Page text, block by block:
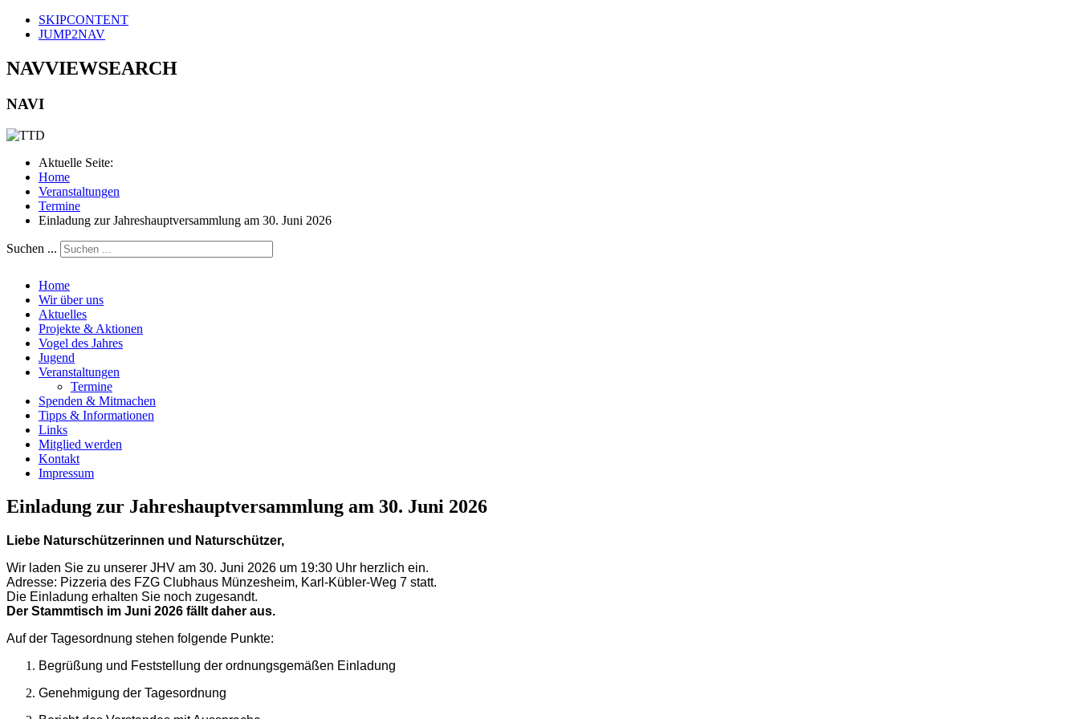
SKIPCONTENT
JUMP2NAV
NAVVIEWSEARCH
NAVI
Aktuelle Seite:
Home
Veranstaltungen
Termine
Einladung zur Jahreshauptversammlung am 30. Juni 2026
Suchen ...
Home
Wir über uns
Aktuelles
Projekte & Aktionen
Vogel des Jahres
Jugend
Veranstaltungen
Termine
Spenden & Mitmachen
Tipps & Informationen
Links
Mitglied werden
Kontakt
Impressum
Einladung zur Jahreshauptversammlung am 30. Juni 2026
Liebe Naturschützerinnen und Naturschützer,
Wir laden Sie zu unserer JHV am 30. Juni 2026 um 19:30 Uhr herzlich ein.
Adresse: Pizzeria des FZG Clubhaus Münzesheim, Karl-Kübler-Weg 7 statt.
Die Einladung erhalten Sie noch zugesandt.
Der Stammtisch im Juni 2026 fällt daher aus.
Auf der Tagesordnung stehen folgende Punkte:
Begrüßung und Feststellung der ordnungsgemäßen Einladung
Genehmigung der Tagesordnung